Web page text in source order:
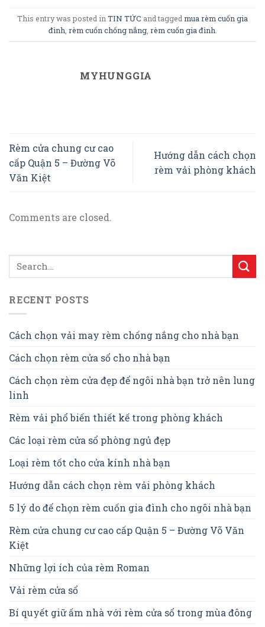
This entry was posted in TIN TỨC and tagged mua rèm cuốn gia
đình rèm cuốn chống nắng, rèm cuốn gia đình
MYHUNGGIA
Rèm cửa chung cư cao
cấp Quận 5 – Đường Võ
Văn Kiệt
Hướng dẫn cách chọn
rèm vải phòng khách
Comments are closed.
RECENT POSTS
Cách chọn vải may rèm chống nắng cho nhà bạn
Cách chọn rèm cửa sổ cho nhà bạn
Cách chọn rèm cửa đẹp để ngôi nhà bạn trở nên lung
linh
Rèm vải phổ biến thiết kế trong phòng khách
Các loại rèm cửa sổ phòng ngủ đẹp
Loại rèm tốt cho cửa kính nhà bạn
Hướng dẫn cách chọn rèm vải phòng khách
5 lý do để chọn rèm cuốn gia đình cho ngôi nhà bạn
Rèm cửa chung cư cao cấp Quận 5 – Đường Võ Văn
Kiệt
Những lợi ích của rèm Roman
Vải rèm cửa sổ
Bí quyết giữ ấm nhà với rèm cửa sổ trong mùa đông